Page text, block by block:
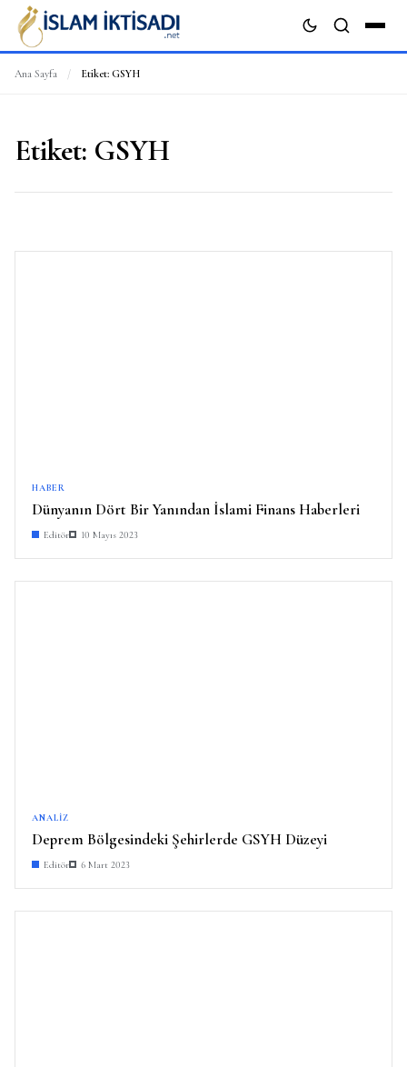
Ana Sayfa / Etiket: GSYH
Etiket: GSYH
HABER
Dünyanın Dört Bir Yanından İslami Finans Haberleri
Editör 10 Mayıs 2023
ANALIZ
Deprem Bölgesindeki Şehirlerde GSYH Düzeyi
Editör 6 Mart 2023